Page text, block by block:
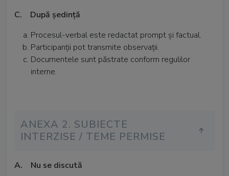
C. După ședință
Procesul-verbal este redactat prompt și factual.
Participanții pot transmite observații.
Documentele sunt păstrate conform regulilor
interne.
ANEXA 2. SUBIECTE
INTERZISE / TEME PERMISE
A. Nu se discută